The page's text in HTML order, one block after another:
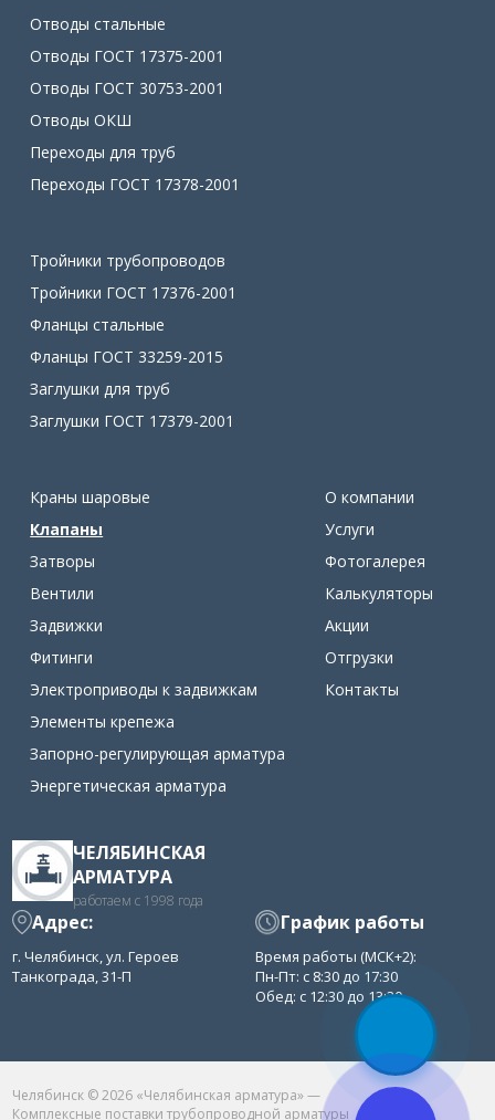
Отводы стальные
Отводы ГОСТ 17375-2001
Отводы ГОСТ 30753-2001
Отводы ОКШ
Переходы для труб
Переходы ГОСТ 17378-2001
Тройники трубопроводов
Тройники ГОСТ 17376-2001
Фланцы стальные
Фланцы ГОСТ 33259-2015
Заглушки для труб
Заглушки ГОСТ 17379-2001
Краны шаровые
Клапаны
Затворы
Вентили
Задвижки
Фитинги
Электроприводы к задвижкам
Элементы крепежа
Запорно-регулирующая арматура
Энергетическая арматура
О компании
Услуги
Фотогалерея
Калькуляторы
Акции
Отгрузки
Контакты
ЧЕЛЯБИНСКАЯ
АРМАТУРА
работаем с 1998 года
Адрес:
г. Челябинск, ул. Героев
Танкограда, 31-П
График работы
Время работы (МСК+2):
Пн-Пт: с 8:30 до 17:30
Обед: с 12:30 до 13:30
Челябинск © 2026 «Челябинская арматура» —
Комплексные поставки трубопроводной арматуры